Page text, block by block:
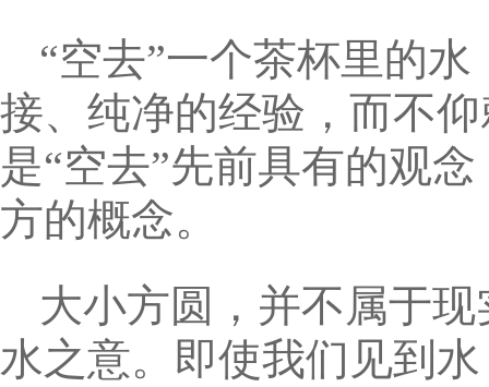
“空去”一个茶杯里的
接、纯净的经验，而不
是“空去”先前具有的观
方的概念。
大小方圆，并不属于
水之意。即使我们见到